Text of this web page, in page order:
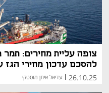
צופה עליית מחירים:
להסכם עדכון מחירי
26.10.25 עדיאל איתן מוסטקי